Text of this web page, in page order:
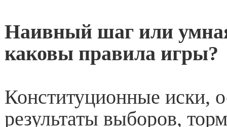
Наивный шаг или
каковы правила игры?
Конституционные иски,
результаты выборов,